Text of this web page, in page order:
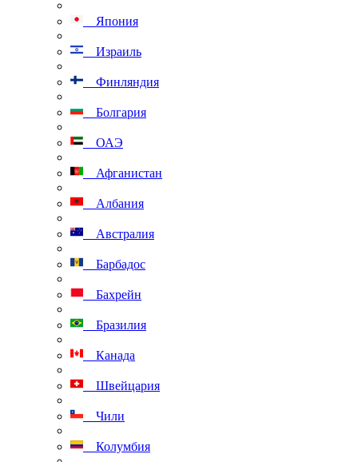
Япония
Израиль
Финляндия
Болгария
ОАЭ
Афганистан
Албания
Австралия
Барбадос
Бахрейн
Бразилия
Канада
Швейцария
Чили
Колумбия